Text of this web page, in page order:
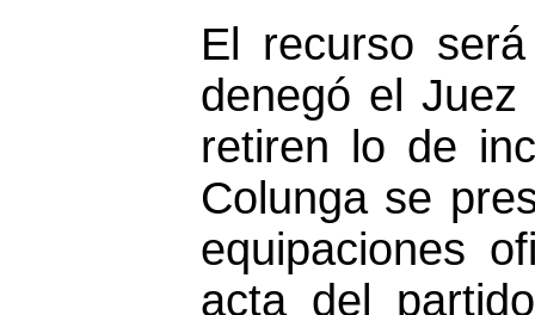
El recurso
denegó el Juez
retiren lo de
Colunga se
equipaciones
acta del